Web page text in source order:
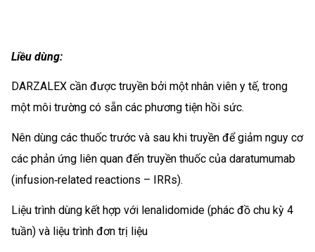
Liều dùng:
DARZALEX cần được truyền bởi một nhân viên y tế, trong
một môi trường có sẵn các phương tiện hồi sức.
Nên dùng các thuốc trước và sau khi truyền để giảm nguy cơ
các phản ứng liên quan đến truyền thuốc của daratumumab
(infusion‑related reactions – IRRs).
Liệu trình dùng kết hợp với lenalidomide (phác đồ chu kỳ 4
tuần) và liệu trình đơn trị liệu